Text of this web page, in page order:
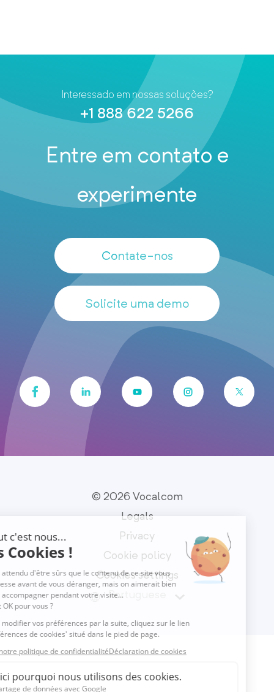
Interessado em nossas soluções?
+1 888 622 5266
Entre em contato e
experimente
Contate-nos
Solicite uma demo
© 2026 Vocalcom
Legals
Privacy
Cookie policy
Cookies settings
Portuguese